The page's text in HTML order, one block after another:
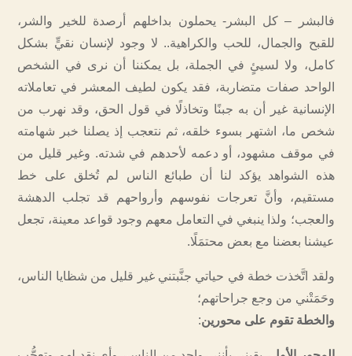
فالبشر – كل البشر- يحملون بداخلهم أرصدة للخير والشر،
للقبح والجمال، للحب والكراهية.. لا وجود لإنسان نقيٍّ بشكل
كامل، ولا لسيئٍ في الجملة، بل يمكننا أن نرى في الشخص
الواحد صفات متضاربة، فقد يكون لطيف المعشر في تعاملاته
الإنسانية غير أن به جبنًا وتخاذلًا في قول الحق، وقد نهرب من
شخص ما، اشتهر بسوء خلقه، ثم نتعجب إذ يصلنا خبر شهامته
في موقف مشهود، أو دعمه لأحدهم في شدته. وغير قليل من
هذه الشواهد يؤكد لنا أن طبائع الناس لم تُخلق على خط
مستقيم، وأنَّ تعرجات نفوسهم وأرواحهم قد تجلب الدهشة
والعجب؛ ولذا ينبغي في التعامل معهم وجود قواعد معينة، تجعل
عيشنا بعضنا مع بعض محتمَلًا.
ولقد اتَّخذت خطة في حياتي جنَّبتني غير قليل من شظايا الناس،
وحَمَتْني من وجع جراحاتهم؛
والخطة تقوم على محورين: